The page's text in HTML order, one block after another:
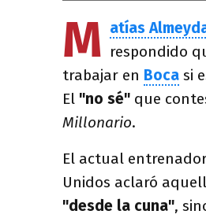
M atías
respondido
trabajar en Boca si
El "no sé" que
Millonario.
El actual
Unidos aclaró
"desde la cuna",